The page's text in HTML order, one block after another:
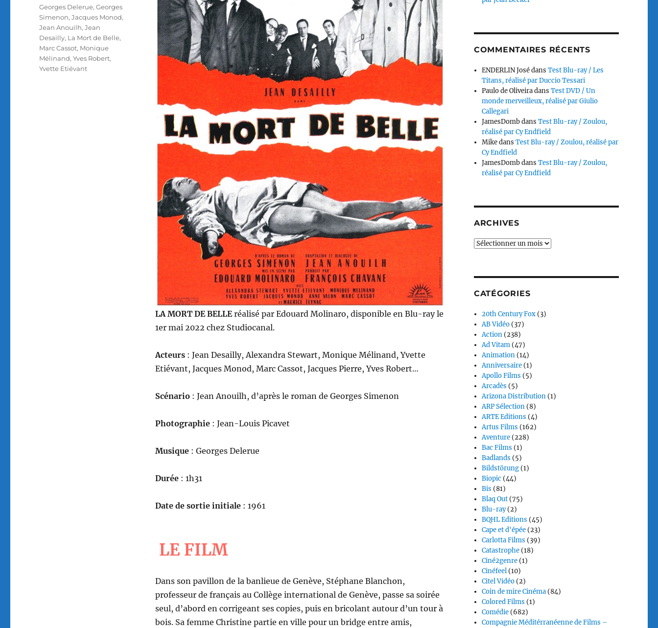
LA MORT DE BELLEréalisé par Edouard Molinaro, disponible en Blu-ray le
1er mai 2022 chez Studiocanal.
Acteurs: Jean Desailly, Alexandra Stewart, Monique Mélinand, Yvette
Etiévant, Jacques Monod, Marc Cassot, Jacques Pierre, Yves Robert…
Scénario : Jean Anouilh, d’après le roman de Georges Simenon
Photographie: Jean-Louis Picavet
Musique : Georges Delerue
Durée: 1h31
Date de sortie initiale: 1961
LE FILM
Dans son pavillon de la banlieue de Genève, Stéphane Blanchon,
professeur de français au Collège international de Genève, passe sa soirée
seul, d’abord en corrigeant ses copies, puis en bricolant autour d’un tour à
bois. Sa femme Christine partie en ville pour un bridge entre amis,
Georges Delerue,Georges
Simenon,Jacques Monod,
Jean Anouilh,Jean
Desailly, La Mort de Belle,
Marc Cassot, Monique
Mélinand,Yves Robert,
Yvette Etiévant
COMMENTAIRES RÉCENTS
ENDERLIN JosédansTest Blu-ray / Les
Titans, réalisé par Duccio Tessari
Paulo de OliveiradansTest DVD / Un
monde merveilleux, réalisé par Giulio
Callegari
JamesDombdansTest Blu-ray / Zoulou,
réalisé par Cy Endfield
MikedansTest Blu-ray / Zoulou, réalisé par
Cy Endfield
JamesDombdansTest Blu-ray / Zoulou,
réalisé par Cy Endfield
ARCHIVES
Archives
CATÉGORIES
20th Century Fox (3)
AB Vidéo (37)
Action (238)
Ad Vitam (47)
Animation (14)
Anniversaire (1)
Apollo Films (5)
Arcadès (5)
Arizona Distribution (1)
ARP Sélection (8)
ARTE Editions (4)
Artus Films (162)
Aventure (228)
Bac Films (1)
Badlands (5)
Bildstörung (1)
Biopic (44)
Bis (81)
Blaq Out (75)
Blu-ray(2)
BQHL Editions (45)
Cape et d'épée (23)
Carlotta Films (39)
Catastrophe (18)
Ciné2genre (1)
Cinéfeel (10)
Citel Vidéo (2)
Coin de mire Cinéma (84)
Colored Films (1)
Comédie (682)
Compagnie Méditérranéenne de Films –